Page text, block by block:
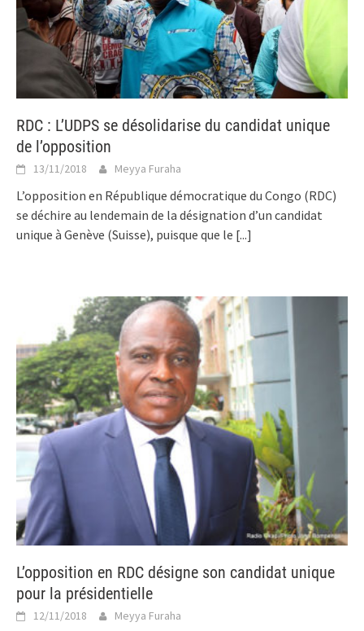
RDC : L’UDPS se désolidarise du candidat unique
de l’opposition
13/11/2018 Meyya Furaha
L’opposition en République démocratique du Congo (RDC)
se déchire au lendemain de la désignation d’un candidat
unique à Genève (Suisse), puisque que le [...]
L’opposition en RDC désigne son candidat unique
pour la présidentielle
12/11/2018 Meyya Furaha